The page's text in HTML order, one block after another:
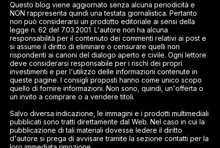
Questo blog viene aggiornato senza alcuna periodicità e
NON rappresenta quindi una testata giornalistica. Pertanto
non può considerarsi un prodotto editoriale ai sensi della
legge n. 62 del 7.03.2001. L'autore non ha alcuna
responsabilità per il contenuto dei commenti relativi ai post e
si assume il diritto di eliminare o censurare quelli non
rispondenti ai canoni del dialogo aperto e civile. Ogni lettore
deve considerarsi responsabile per i rischi dei propri
investimenti e per l'utilizzo delle informazioni contenute in
queste pagine. I consigli proposti hanno come unico scopo
quello di fornire informazioni. Non sono, quindi, un'offerta o
un invito a comprare o a vendere titoli.
Salvo diversa indicazione, le immagini e i prodotti multimediali
pubblicati sono tratti direttamente dal Web. Nel caso in cui la
pubblicazione di tali materiali dovesse ledere il diritto
d'autore si prega di avvisare tramite la sezione contatti per la